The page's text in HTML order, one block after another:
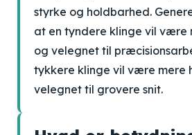
styrke og holdbarhed.
at en tyndere klinge vil være
og velegnet til
tykkere klinge vil være mere
velegnet til grovere snit.